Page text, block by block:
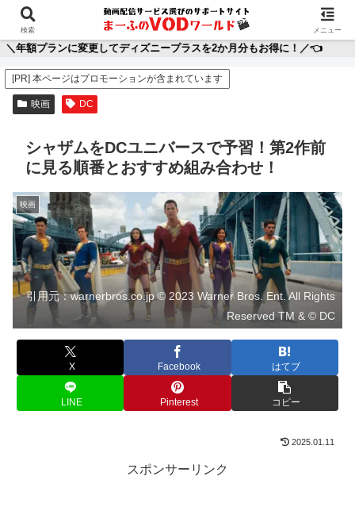
ホーム 映画 アニメ ディズニープラス
変更してディズニープラスを2か月分もお得に！／👈
[PR] 本ページはプロモーションが含まれています
映画 DC
シャザムをDCユニバースで予習！第2作前
に見る順番とおすすめ組み合わせ！
映画
引用元：warnerbros.co.jp © 2023 Warner Bros. Ent. All Rights
Reserved TM & © DC
X Facebook はてブ
LINE Pinterest コピー
2025.01.11
スポンサーリンク
検索 メニュー